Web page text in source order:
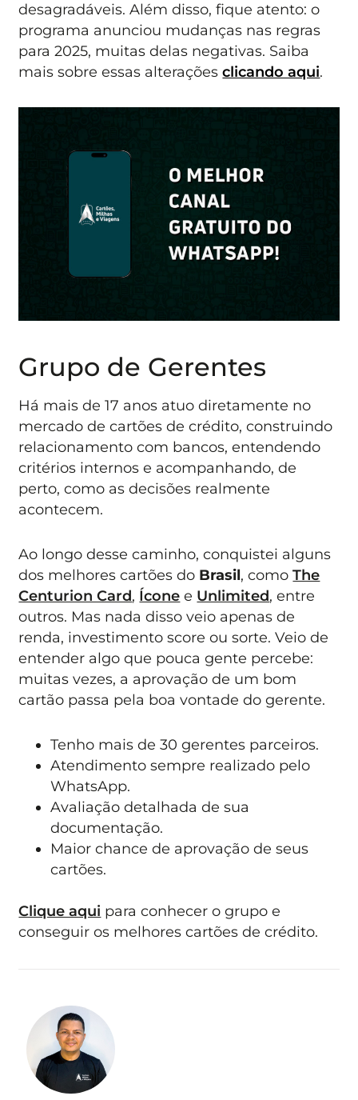
desagradáveis. Além disso, fique atento: o
programa anunciou mudanças nas regras
para 2025, muitas delas negativas. Saiba
mais sobre essas alteraçõesclicando aqui.
Grupo de Gerentes
Há mais de 17 anos atuo diretamente no
mercado de cartões de crédito, construindo
relacionamento com bancos, entendendo
critérios internos e acompanhando, de
perto, como as decisões realmente
acontecem.
Ao longo desse caminho, conquistei alguns
dos melhores cartões do Brasil, comoThe
Centurion Card, Ícone e Unlimited, entre
outros. Mas nada disso veio apenas de
renda, investimento score ou sorte. Veio de
entender algo que pouca gente percebe:
muitas vezes, a aprovação de um bom
cartão passa pela boa vontade do gerente.
Tenho mais de 30 gerentes parceiros.
Atendimento sempre realizado pelo
WhatsApp.
Avaliação detalhada de sua
documentação.
Maior chance de aprovação de seus
cartões.
Clique aqui para conhecer o grupo e
conseguir os melhores cartões de crédito.